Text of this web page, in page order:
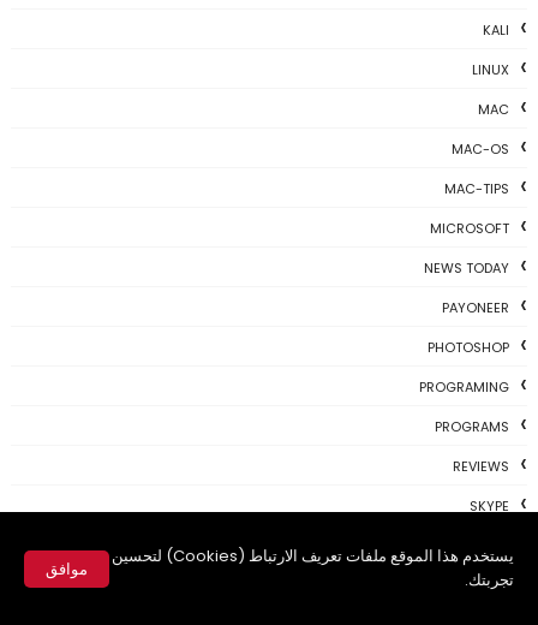
يستخدم هذا الموقع ملفات تعريف الارتباط (Cookies) لتحسين
تجربتك.
موافق
KALI
LINUX
MAC
MAC-OS
MAC-TIPS
MICROSOFT
NEWS TODAY
PAYONEER
PHOTOSHOP
PROGRAMING
PROGRAMS
REVIEWS
SKYPE
TIPS